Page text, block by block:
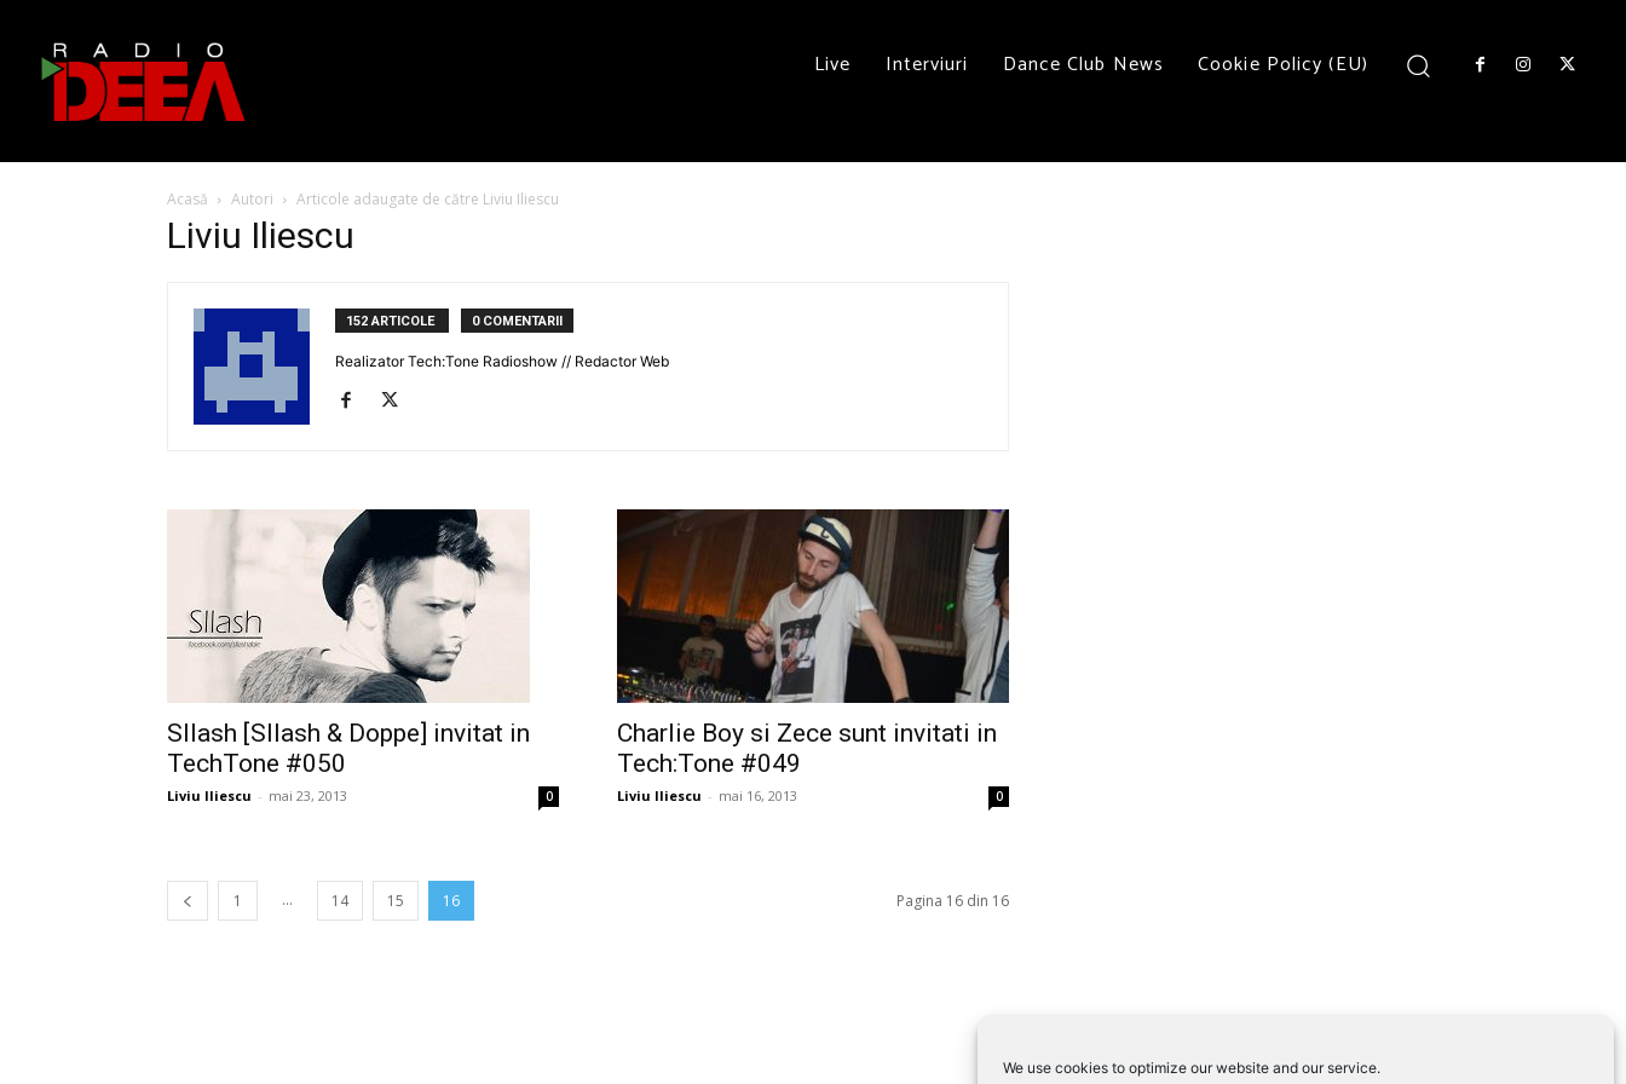
We use cookies to optimize our website and our service.
Live Interviuri Dance Club News Cookie Policy (EU)
Acasă Autori Articole adaugate de către Liviu Iliescu
Liviu Iliescu
152 ARTICOLE 0 COMENTARII
Realizator Tech:Tone Radioshow // Redactor Web
Sllash [Sllash & Doppe] invitat in
TechTone #050
Liviu Iliescu - mai 23, 2013 0
Charlie Boy si Zece sunt invitati in
Tech:Tone #049
Liviu Iliescu - mai 16, 2013 0
1 ... 14 15 16 Pagina 16 din 16